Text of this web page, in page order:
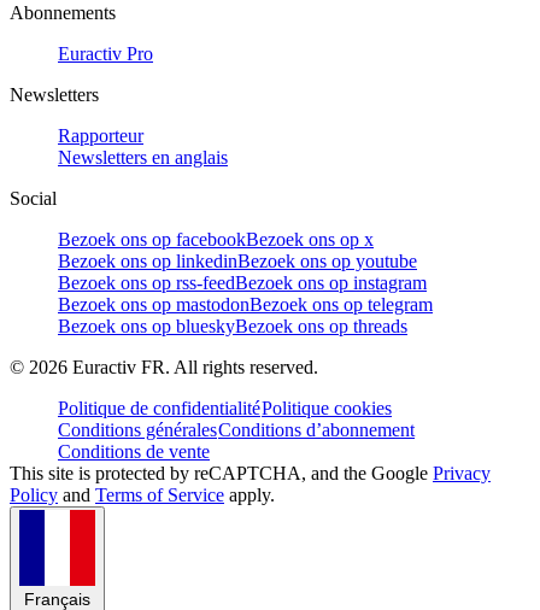
Abonnements
Euractiv Pro
Newsletters
Rapporteur
Newsletters en anglais
Social
Bezoek ons op facebookBezoek ons op x
Bezoek ons op linkedinBezoek ons op youtube
Bezoek ons op rss-feedBezoek ons op instagram
Bezoek ons op mastodonBezoek ons op telegram
Bezoek ons op blueskyBezoek ons op threads
© 2026 Euractiv FR. All rights reserved.
Politique de confidentialitéPolitique cookies
Conditions généralesConditions d’abonnement
Conditions de vente
This site is protected by reCAPTCHA, and the Google Privacy
Policy and Terms of Service apply.
Français